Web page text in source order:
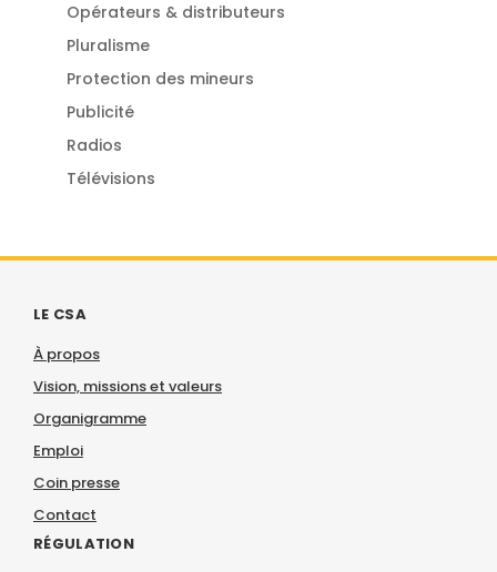
Opérateurs & distributeurs
Pluralisme
Protection des mineurs
Publicité
Radios
Télévisions
LE CSA
À propos
Vision, missions et valeurs
Organigramme
Emploi
Coin presse
Contact
RÉGULATION